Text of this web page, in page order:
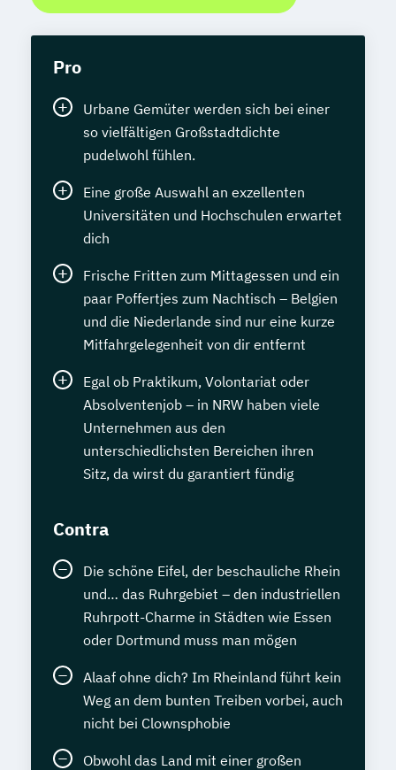
Pro
Urbane Gemüter werden sich bei einer
so vielfältigen Großstadtdichte
pudelwohl fühlen.
Eine große Auswahl an exzellenten
Universitäten und Hochschulen erwartet
dich
Frische Fritten zum Mittagessen und ein
paar Poffertjes zum Nachtisch – Belgien
und die Niederlande sind nur eine kurze
Mitfahrgelegenheit von dir entfernt
Egal ob Praktikum, Volontariat oder
Absolventenjob – in NRW haben viele
Unternehmen aus den
unterschiedlichsten Bereichen ihren
Sitz, da wirst du garantiert fündig
Contra
Die schöne Eifel, der beschauliche Rhein
und… das Ruhrgebiet – den industriellen
Ruhrpott-Charme in Städten wie Essen
oder Dortmund muss man mögen
Alaaf ohne dich? Im Rheinland führt kein
Weg an dem bunten Treiben vorbei, auch
nicht bei Clownsphobie
Obwohl das Land mit einer großen